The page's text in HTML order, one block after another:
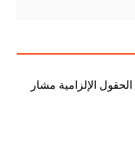
الحقول الإلزامية مشار